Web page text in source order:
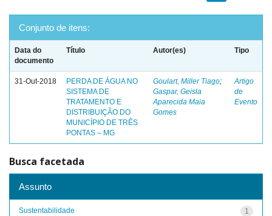
Conjunto de itens:
Data do
documento
Título Autor(es) Tipo
31-Out-2018
PERDA DE ÁGUA NO
SISTEMA DE
TRATAMENTO E
DISTRIBUIÇÃO DO
MUNICÍPIO DE TRÊS
PONTAS – MG
Goulart, Miller Tiago;
Gaspar, Geisla
Aparecida Maia
Gomes
Artigo
de
Evento
Busca facetada
Assunto
1
Sustentabilidade